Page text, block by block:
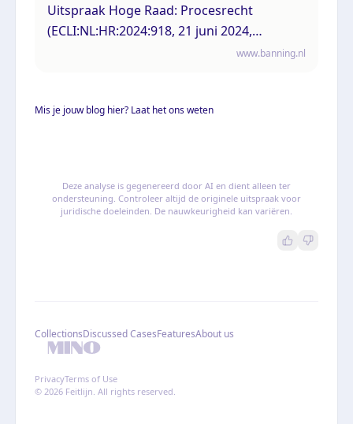
Uitspraak Hoge Raad: Procesrecht
(ECLI:NL:HR:2024:918, 21 juni 2024,
www.banning.nl
Mis je jouw blog hier? Laat het ons weten
Deze analyse is gegenereerd door AI en dient alleen ter
ondersteuning. Controleer altijd de originele uitspraak voor
juridische doeleinden. De nauwkeurigheid kan variëren.
CollectionsDiscussed CasesFeaturesAbout us
PrivacyTerms of Use
© 2026 Feitlijn. All rights reserved.